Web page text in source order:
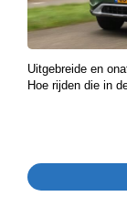
Uitgebreide en
Hoe rijden die in